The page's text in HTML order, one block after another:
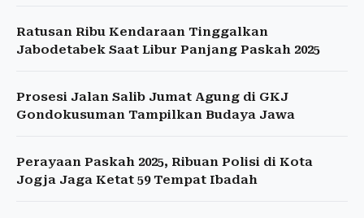
Ratusan Ribu Kendaraan Tinggalkan
Jabodetabek Saat Libur Panjang Paskah 2025
Prosesi Jalan Salib Jumat Agung di GKJ
Gondokusuman Tampilkan Budaya Jawa
Perayaan Paskah 2025, Ribuan Polisi di Kota
Jogja Jaga Ketat 59 Tempat Ibadah